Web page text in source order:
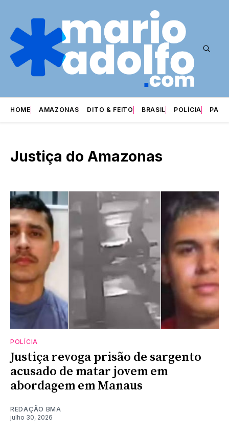
HOME AMAZONAS DITO & FEITO BRASIL POLÍCIA
Justiça do Amazonas
POLÍCIA
Justiça revoga prisão de sargento
acusado de matar jovem em
abordagem em Manaus
REDAÇÃO BMA
julho 30, 2026